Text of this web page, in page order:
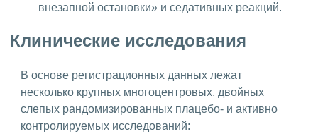
внезапной остановки» и седативных реакций.
Клинические исследования
В основе регистрационных данных лежат
несколько крупных многоцентровых, двойных
слепых рандомизированных плацебо- и активно
контролируемых исследований: